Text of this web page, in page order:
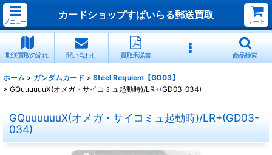
メニュー
カードショップすぱいらる郵送買取
カート
郵送買取の流れ 問い合わせ 買取承諾書 商品検索
ホーム > ガンダムカード > Steel Requiem【GD03】
> GQuuuuuuX(オメガ・サイコミュ起動時)/LR+(GD03-034)
GQuuuuuuX(オメガ・サイコミュ起動時)/LR+(GD03-
034)